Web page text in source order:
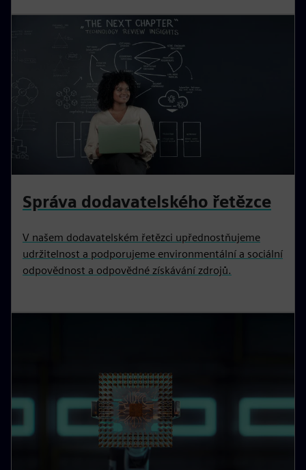
Správa dodavatelského řetězce
V našem dodavatelském řetězci upřednostňujeme
udržitelnost a podporujeme environmentální a sociální
odpovědnost a odpovědné získávání zdrojů.